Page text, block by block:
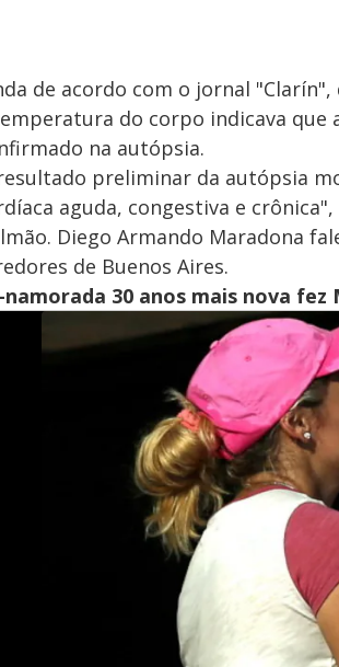
de acordo com o jornal
do corpo indicava
na autópsia.
preliminar da autópsia
aguda, congestiva e
Diego Armando Maradona
de Buenos Aires.
namorada 30 anos mais nova